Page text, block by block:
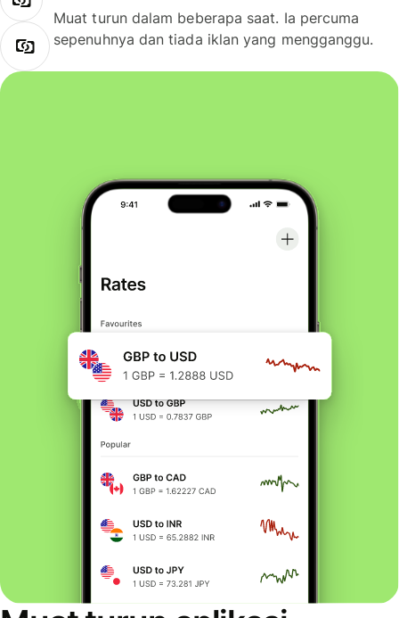
Muat turun dalam beberapa saat. Ia percuma
sepenuhnya dan tiada iklan yang mengganggu.